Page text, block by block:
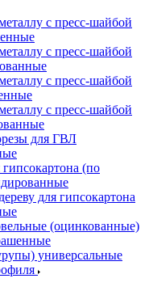
с пресс-шайбой
с пресс-шайбой
с пресс-шайбой
с пресс-шайбой
для ГВЛ
(по
для гипсокартона
(оцинкованные)
универсальные